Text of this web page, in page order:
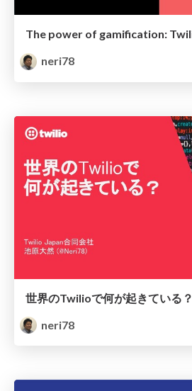
neri78
世界のTwilioで何が起きている？
neri78